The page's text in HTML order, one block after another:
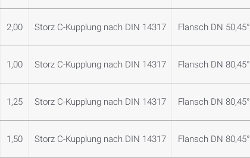
2,00 Storz C-Kupplung nach DIN 14317 Flansch DN 50,45°
1,00 Storz C-Kupplung nach DIN 14317 Flansch DN 80,45°
1,25 Storz C-Kupplung nach DIN 14317 Flansch DN 80,45°
1,50 Storz C-Kupplung nach DIN 14317 Flansch DN 80,45°